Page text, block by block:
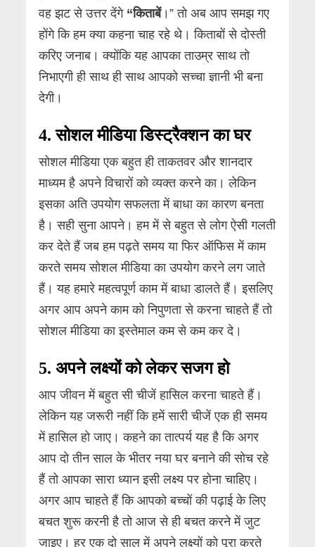
वह झट से उत्तर देंगे “किताबें।” तो अब आप समझ गए
होंगे कि हम क्या कहना चाह रहे थे। किताबों से दोस्ती
करिए जनाब। क्योंकि यह आपका ताउम्र साथ तो
निभाएगी ही साथ ही साथ आपको सच्चा ज्ञानी भी बना
देगी।
4. सोशल मीडिया डिस्ट्रैक्शन का घर
सोशल मीडिया एक बहुत ही ताकतवर और शानदार
माध्यम है अपने विचारों को व्यक्त करने का। लेकिन
इसका अति उपयोग सफलता में बाधा का कारण बनता
है। सही सुना आपने। हम में से बहुत से लोग ऐसी गलती
कर देते हैं जब हम पढ़ते समय या फिर ऑफिस में काम
करते समय सोशल मीडिया का उपयोग करने लग जाते
हैं। यह हमारे महत्वपूर्ण काम में बाधा डालते हैं। इसलिए
अगर आप अपने काम को निपुणता से करना चाहते हैं तो
सोशल मीडिया का इस्तेमाल कम से कम कर दे।
5. अपने लक्ष्यों को लेकर सजग हो
आप जीवन में बहुत सी चीजें हासिल करना चाहते हैं।
लेकिन यह जरूरी नहीं कि हमें सारी चीजें एक ही समय
में हासिल हो जाए। कहने का तात्पर्य यह है कि अगर
आप दो तीन साल के भीतर नया घर बनाने की सोच रहे
हैं तो आपका सारा ध्यान इसी लक्ष्य पर होना चाहिए।
अगर आप चाहते हैं कि आपको बच्चों की पढ़ाई के लिए
बचत शुरू करनी है तो आज से ही बचत करने में जुट
जाइए। हर एक दो साल में अपने लक्ष्यों को पूरा करते